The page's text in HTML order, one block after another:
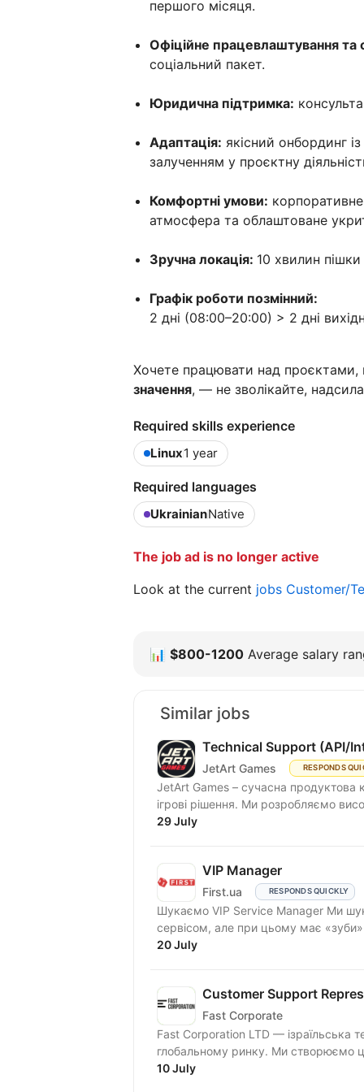
першого місяця.
Офіційне працевлаштування та
соціальний пакет.
Юридична підтримка:
Адаптація: якісний онбординг
залученням у проєктну
Комфортні умови:
атмосфера та облаштоване
Зручна локація: 10 хвилин
Графік роботи позмінний:
2 дні (08:00–20:00) > 2 дні
Хочете працювати над
значення, — не зволікайте,
Required skills experience
Linux1 year
Required languages
UkrainianNative
The job ad is no longer active
Look at the current jobs Customer/
📊 $800-1200 Average salary
Similar jobs
Technical Support (API/
JetArt Games RESPONDS
JetArt Games – сучасна продуктова
ігрові рішення. Ми
29 July
VIP Manager
First.ua RESPONDS QUICKLY
Шукаємо VIP Service Manager Ми шукаємо людину, яка «живе» першокласним
сервісом, але при цьому має
та...
20 July
Customer Support
Fast Corporate
Fast Corporation LTD — ізраїльська
глобальному ринку. Ми створюємо
10 July